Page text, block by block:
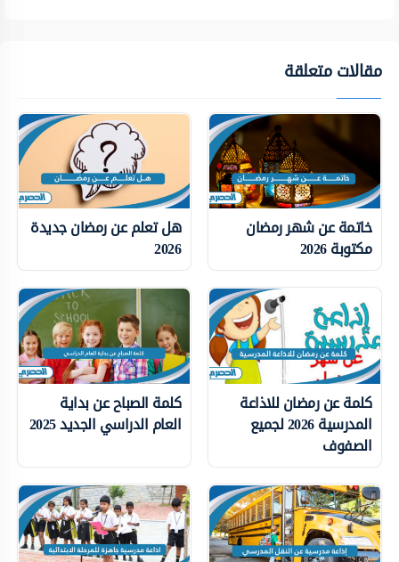
مقالات متعلقة
خاتمة عن شهر رمضان
مكتوبة 2026
هل تعلم عن رمضان جديدة
2026
كلمة عن رمضان للاذاعة
المدرسية 2026 لجميع
الصفوف
كلمة الصباح عن بداية
العام الدراسي الجديد 2025